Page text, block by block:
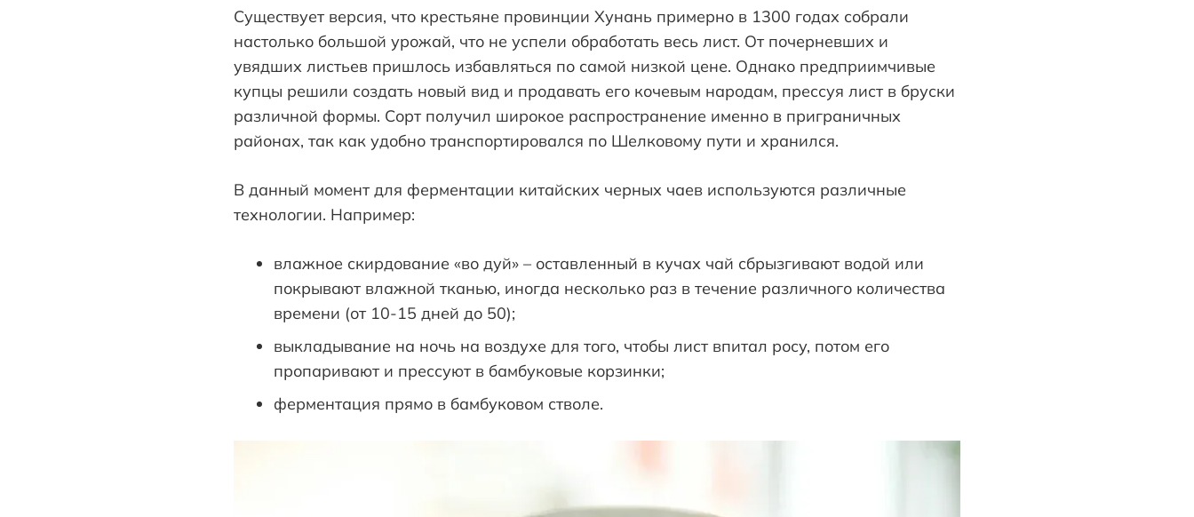
Существует версия, что крестьяне провинции Хунань примерно в 1300 годах собрали
настолько большой урожай, что не успели обработать весь лист. От почерневших и
увядших листьев пришлось избавляться по самой низкой цене. Однако предприимчивые
купцы решили создать новый вид и продавать его кочевым народам, прессуя лист в бруски
различной формы. Сорт получил широкое распространение именно в приграничных
районах, так как удобно транспортировался по Шелковому пути и хранился.
В данный момент для ферментации китайских черных чаев используются различные
технологии. Например:
влажное скирдование «во дуй» – оставленный в кучах чай сбрызгивают водой или
покрывают влажной тканью, иногда несколько раз в течение различного количества
времени (от 10-15 дней до 50);
выкладывание на ночь на воздухе для того, чтобы лист впитал росу, потом его
пропаривают и прессуют в бамбуковые корзинки;
ферментация прямо в бамбуковом стволе.